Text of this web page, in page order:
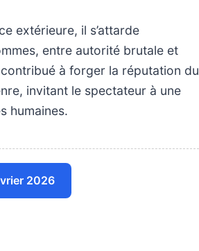
extérieure, il s’attarde
entre autorité brutale et
à forger la réputation du
invitant le spectateur à une
humaines.
2026